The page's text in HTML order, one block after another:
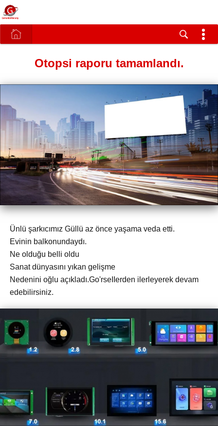
Otopsi raporu tamamlandı.
Ünlü şarkıcımız Güllü az önce yaşama veda etti.
Evinin balkonundaydı.
Ne olduğu belli oldu
Sanat dünyasını yıkan gelişme
Nedenini oğlu açıkladı.Go'rseIIerden ilerleyerek devam
edebilirsiniz.